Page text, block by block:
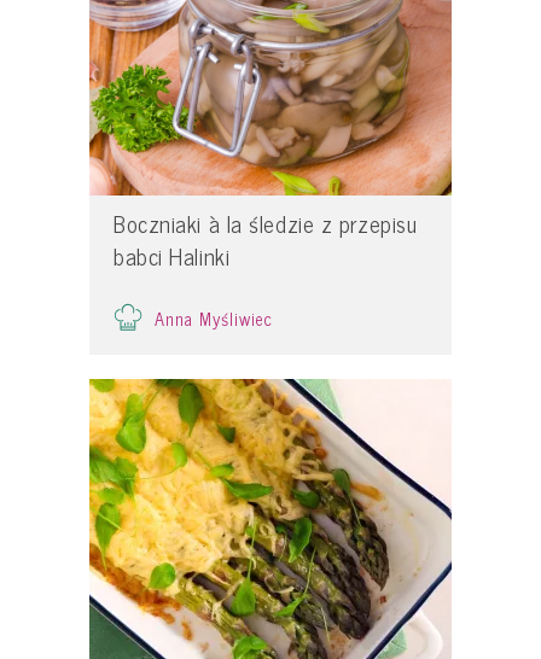
Boczniaki à la śledzie z przepisu
babci Halinki
Anna Myśliwiec